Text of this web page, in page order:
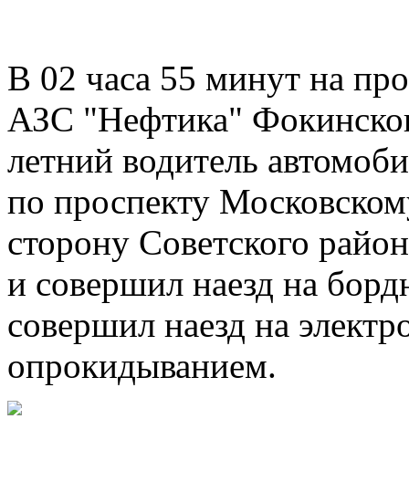
В 02 часа 55 минут на
АЗС "Нефтика"
летний водитель
по проспекту
сторону Советского
и совершил наезд на
совершил наезд на
опрокидыванием.